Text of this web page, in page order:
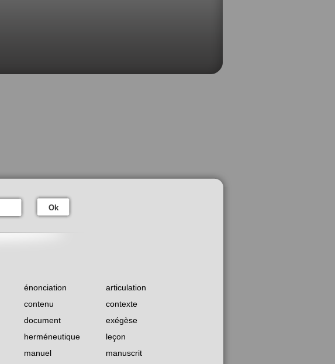
Ok
énonciation
articulation
contenu
contexte
document
exégèse
herméneutique
leçon
manuel
manuscrit